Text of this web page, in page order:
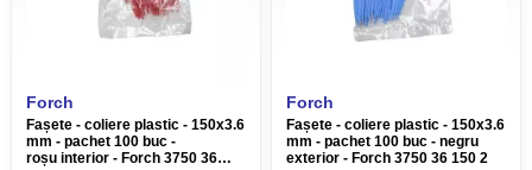
Forch
Fașete - coliere plastic - 150x3.6
mm - pachet 100 buc -
roșu interior - Forch 3750 36
Forch
Fașete - coliere plastic - 150x3.6
mm - pachet 100 buc - negru
exterior - Forch 3750 36 150 2